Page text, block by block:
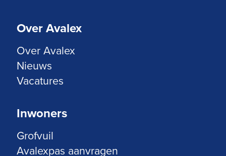
Over Avalex
Over Avalex
Nieuws
Vacatures
Inwoners
Grofvuil
Avalexpas aanvragen